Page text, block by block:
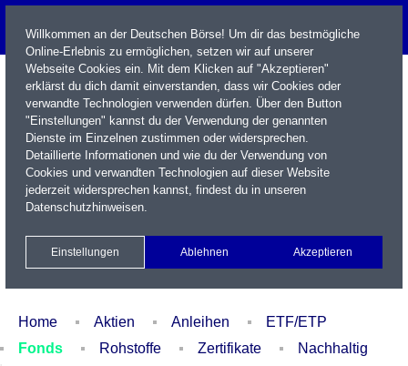
Name / WKN / ISIN / Kürzel
Xetra Realtime
Watchlist Portfolio Login
Home Aktien Anleihen
ETF/ETP
Fonds
Rohstoffe Zertifikate
Nachhaltig
Willkommen an der Deutschen Börse! Um dir das bestmögliche
Online-Erlebnis zu ermöglichen, setzen wir auf unserer
Webseite Cookies ein. Mit dem Klicken auf "Akzeptieren"
erklärst du dich damit einverstanden, dass wir Cookies oder
verwandte Technologien verwenden dürfen. Über den Button
"Einstellungen" kannst du der Verwendung der genannten
Dienste im Einzelnen zustimmen oder widersprechen.
Detaillierte Informationen und wie du der Verwendung von
Cookies und verwandten Technologien auf dieser Website
jederzeit widersprechen kannst, findest du in unseren
Datenschutzhinweisen.
Einstellungen Ablehnen Akzeptieren